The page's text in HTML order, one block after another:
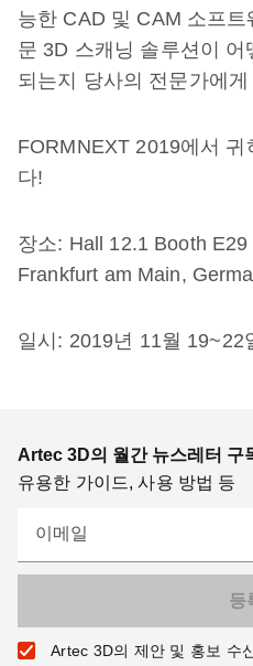
능한 CAD 및 CAM 소프트
문 3D 스캐닝 솔루션이 어
되는지 당사의 전문가에
FORMNEXT 2019에서 귀
다!
장소: Hall 12.1 Booth
Frankfurt am Main,
일시: 2019년 11월 19~22
Artec 3D의 월간 뉴스레터 구
유용한 가이드, 사용 방법 등
이메일
Artec 3D의 제안 및 홍보 수